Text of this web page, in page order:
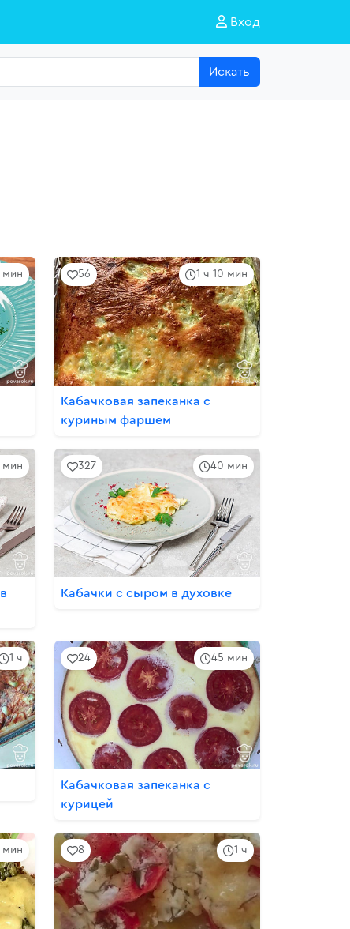
Вход
Искать
мин 1 ч 10 мин
56
Кабачковая запеканка с
куриным фаршем
мин 40 мин
327
Кабачки с сыром в духовке
1 ч 45 мин
24
Кабачковая запеканка с
курицей
мин 1 ч
8